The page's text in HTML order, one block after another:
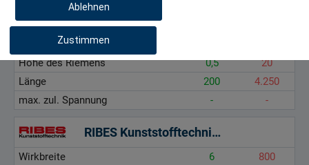
MEGADYNE GmbH
Wirkbreite
Höhe des Riemens
0,5
20
Länge
200
4.250
max. zul. Spannung
- -
RIBES Kunststofftechnik GmbH
Wirkbreite 6
800
Ablehnen
Zustimmen